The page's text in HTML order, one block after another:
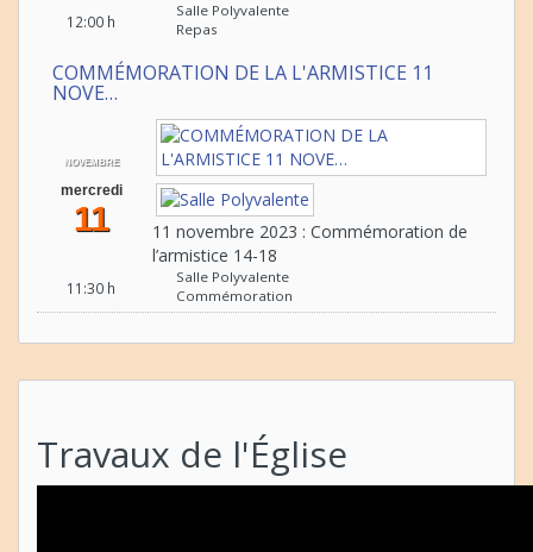
12:00 h
Salle Polyvalente
Repas
COMMÉMORATION DE LA L'ARMISTICE 11
NOVE…
NOVEMBRE
mercredi
11
11 novembre 2023 : Commémoration de
l’armistice 14-18
11:30 h
Salle Polyvalente
Commémoration
Travaux de l'Église